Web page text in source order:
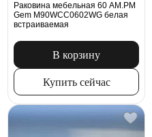
Раковина мебельная 60 AM.PM
Gem M90WCC0602WG белая
встраиваемая
В корзину
Купить сейчас